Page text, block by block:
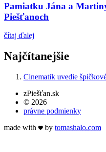
Pamiatku Jána a
Piešťanoch
čítaj ďalej
Najčítanejšie
Cinematik uvedie
zPiešťan.sk
© 2026
právne podmienky
made with
by tomashalo.com